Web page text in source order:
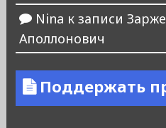
Nina к записи
Аполлонович
Поддержать